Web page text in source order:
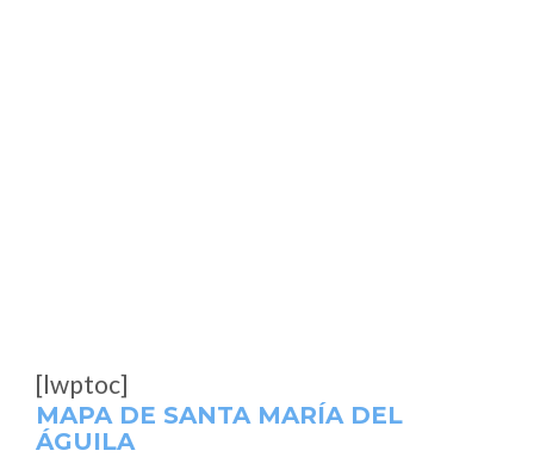
[lwptoc]
MAPA DE SANTA MARÍA DEL
ÁGUILA